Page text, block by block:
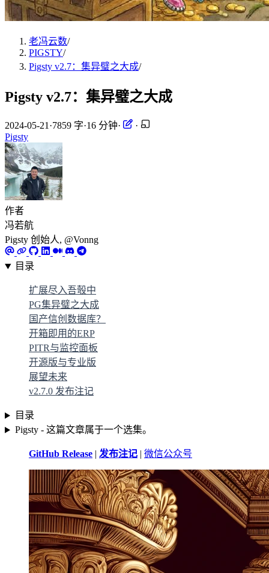
老冯云数/
PIGSTY/
Pigsty v2.7：集异璧之大成/
Pigsty v2.7：集异璧之大成
2024-05-21·7859 字·16 分钟·
·
Pigsty
作者
冯若航
Pigsty 创始人, @Vonng
目录
扩展尽入吾彀中
PG集异璧之大成
国产信创数据库？
开箱即用的ERP
PITR与监控面板
开源版与专业版
展望未来
v2.7.0 发布注记
目录
Pigsty - 这篇文章属于一个选集。
GitHub Release 发布注记 微信公众号